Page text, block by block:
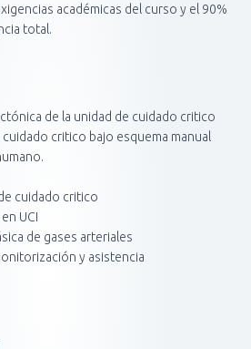
académicas del curso y el 90%
total.
de la unidad de cuidado critico
critico bajo esquema manual
cuidado critico
UCI
de gases arteriales
y asistencia